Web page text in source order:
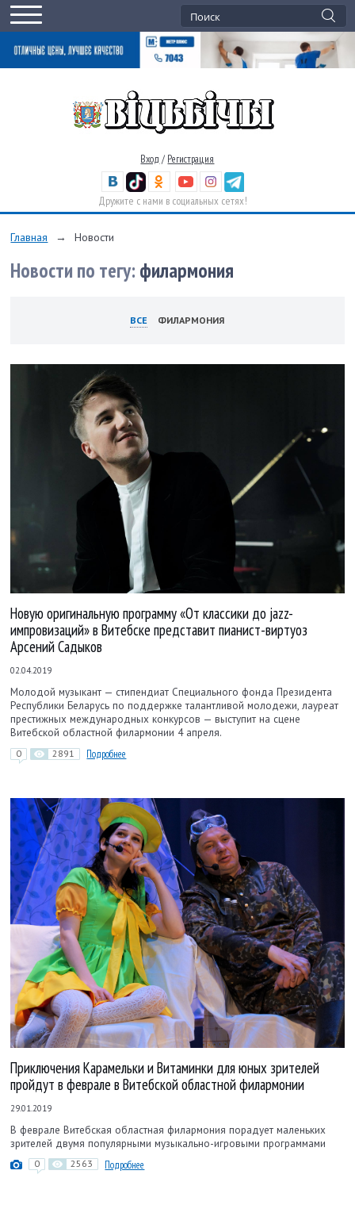
Вход / Регистрация
Дружите с нами в социальных сетях!
Главная → Новости
Новости по тегу: филармония
ВСЕ ФИЛАРМОНИЯ
Новую оригинальную программу «От классики до jazz-
импровизаций» в Витебске представит пианист-виртуоз
Арсений Садыков
02.04.2019
Молодой музыкант — стипендиат Специального фонда Президента
Республики Беларусь по поддержке талантливой молодежи, лауреат
престижных международных конкурсов — выступит на сцене
Витебской областной филармонии 4 апреля.
0 2891 Подробнее
Приключения Карамельки и Витаминки для юных зрителей
пройдут в феврале в Витебской областной филармонии
29.01.2019
В феврале Витебская областная филармония порадует маленьких
зрителей двумя популярными музыкально-игровыми программами
0 2563 Подробнее